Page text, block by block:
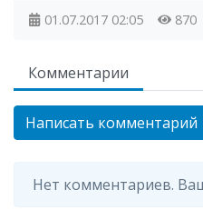
01.07.2017 02:05 870
Комментарии
Написать комментарий
Нет комментариев.